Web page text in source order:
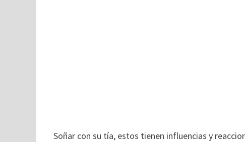
Soñar con su tía, estos tienen influencias y